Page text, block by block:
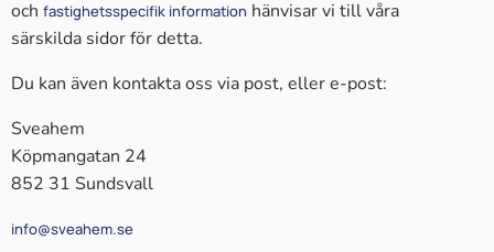
och fastighetsspecifik information hänvisar vi till våra
särskilda sidor för detta.
Du kan även kontakta oss via post, eller e-post:
Sveahem
Köpmangatan 24
852 31 Sundsvall
info@sveahem.se